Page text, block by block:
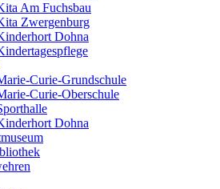
Am Fuchsbau
Zwergenburg
Dohna
Curie-Grundschule
Curie-Oberschule
Dohna